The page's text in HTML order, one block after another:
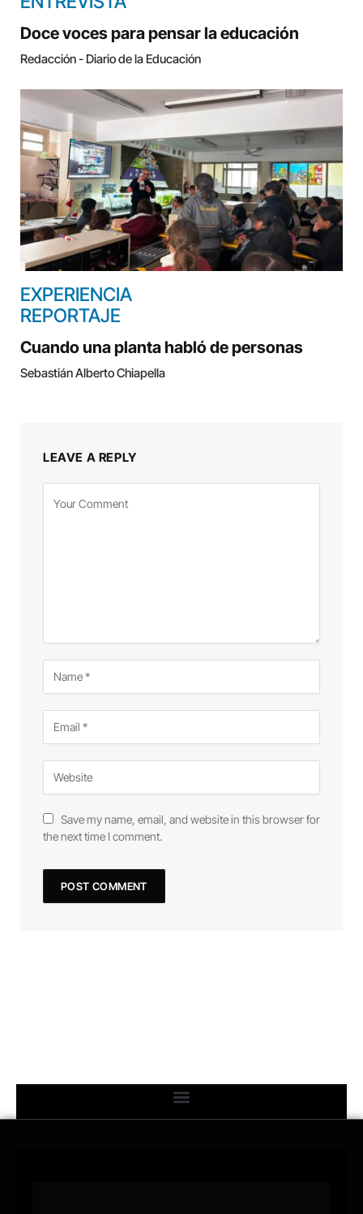
Doce voces para pensar la educación
Redacción - Diario de la Educación
EXPERIENCIA
REPORTAJE
Cuando una planta habló de personas
Sebastián Alberto Chiapella
LEAVE A REPLY
Save my name, email, and website in this browser for
the next time I comment.